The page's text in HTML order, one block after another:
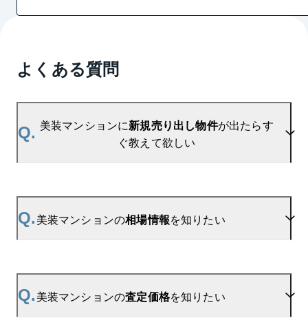
よくある質問
Q. 美装マンションに新規売り出し物件が出たらす
ぐ教えて欲しい
A.当サイトには、「売り出されたら教えて」リクエス
ト機能がございます。お気に入りのマンションをご
Q. 美装マンションの相場情報を知りたい
A.参考相場価格、参考相場賃料を掲載しております。
美装マンションの過去の販売事例や、周辺の販売実
Q. 美装マンションの査定価格を知りたい